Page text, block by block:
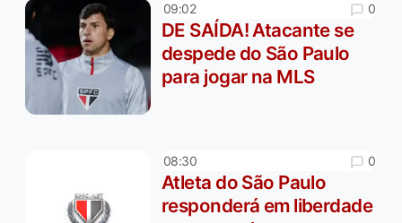
09:02 0
DE SAÍDA! Atacante se
despede do São Paulo
para jogar na MLS
08:30 0
Atleta do São Paulo
responderá em liberdade